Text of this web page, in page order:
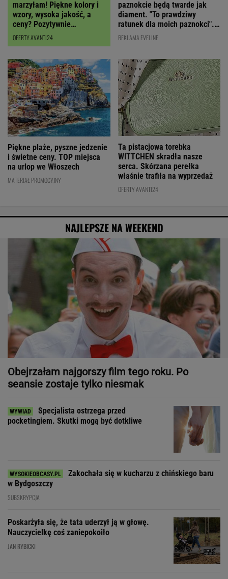
marzyłam! Piękne kolory i
wzory, wysoka jakość, a
ceny? Pozytywnie
zaskakują!
OFERTY AVANTI24
paznokcie będą twarde jak
diament. "To prawdziwy
ratunek dla moich paznokci".
Cena? Niska!
REKLAMA EVELINE
Piękne plaże, pyszne jedzenie
i świetne ceny. TOP miejsca
na urlop we Włoszech
MATERIAŁ PROMOCYJNY
Ta pistacjowa torebka
WITTCHEN skradła nasze
serca. Skórzana perełka
właśnie trafiła na wyprzedaż
OFERTY AVANTI24
NAJLEPSZE NA WEEKEND
Obejrzałam najgorszy film tego roku. Po
seansie zostaje tylko niesmak
Specjalista ostrzega przed
pocketingiem. Skutki mogą być dotkliwe
Zakochała się w kucharzu z chińskiego baru
w Bydgoszczy
SUBSKRYPCJA
Poskarżyła się, że tata uderzył ją w głowę.
Nauczycielkę coś zaniepokoiło
JAN RYBICKI